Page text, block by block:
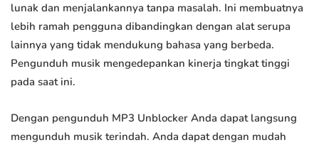
lunak dan menjalankannya tanpa masalah. Ini membuatnya
lebih ramah pengguna dibandingkan dengan alat serupa
lainnya yang tidak mendukung bahasa yang berbeda.
Pengunduh musik mengedepankan kinerja tingkat tinggi
pada saat ini.
Dengan pengunduh MP3 Unblocker Anda dapat langsung
mengunduh musik terindah. Anda dapat dengan mudah